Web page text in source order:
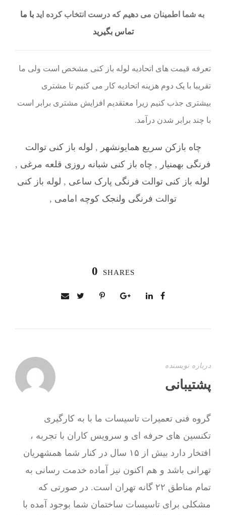
به شما اطمینان می دهیم که درست انتخاب کرده ایدبا ما
تماس بگیرید
تعرفه قیمت های اتحادیه لوله باز کنی مشخص است ولی ما
تقریبا با یک دوم هزینه اتحادیه کار می کنیم تا مشتری
بیشتری جذب کنیم زیرا معتقدیم افزایش مشتری برابر است
با چند برابر شدن درآمد.
چاه بازکن سریع همایونشهر , لوله باز کنی توالت
فرنگی بهمنیار , چاه باز کنی شبانه روزی قلعه مرغی ,
لوله باز کنی توالت فرنگی پارک ساعی , لوله باز کنی
توالت فرنگی ولنجک کوچه امامی ,
0 SHARES
درباره نویسنده
پشتیبانی
گروه فنی تعمیرات تاسیسات ما با به‌ کارگیری
تکنسین های حرفه ای و سرویس کاران با تجربه ،
افتخار دارد بیش از ۱۵ سال در کنار شما همشهریان
تهرانی باشد و هم اکنون نیز آماده خدمت رسانی به
تمام مناطق ۲۲ گانه تهران است. در صورتی که
مشکلی برای تاسیسات ساختمان شما بوجود آمده با